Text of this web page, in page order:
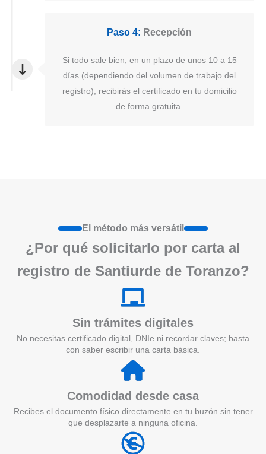
Paso 4: Recepción
Si todo sale bien, en un plazo de unos 10 a 15
días (dependiendo del volumen de trabajo del
registro), recibirás el certificado en tu domicilio
de forma gratuita.
El método más versátil
¿Por qué solicitarlo por carta al
registro de Santiurde de Toranzo?
Sin trámites digitales
No necesitas certificado digital, DNIe ni recordar claves; basta
con saber escribir una carta básica.
Comodidad desde casa
Recibes el documento físico directamente en tu buzón sin tener
que desplazarte a ninguna oficina.